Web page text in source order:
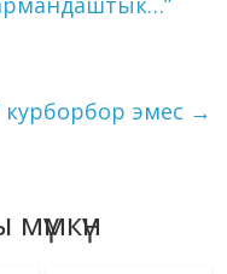
курборбор эмес →